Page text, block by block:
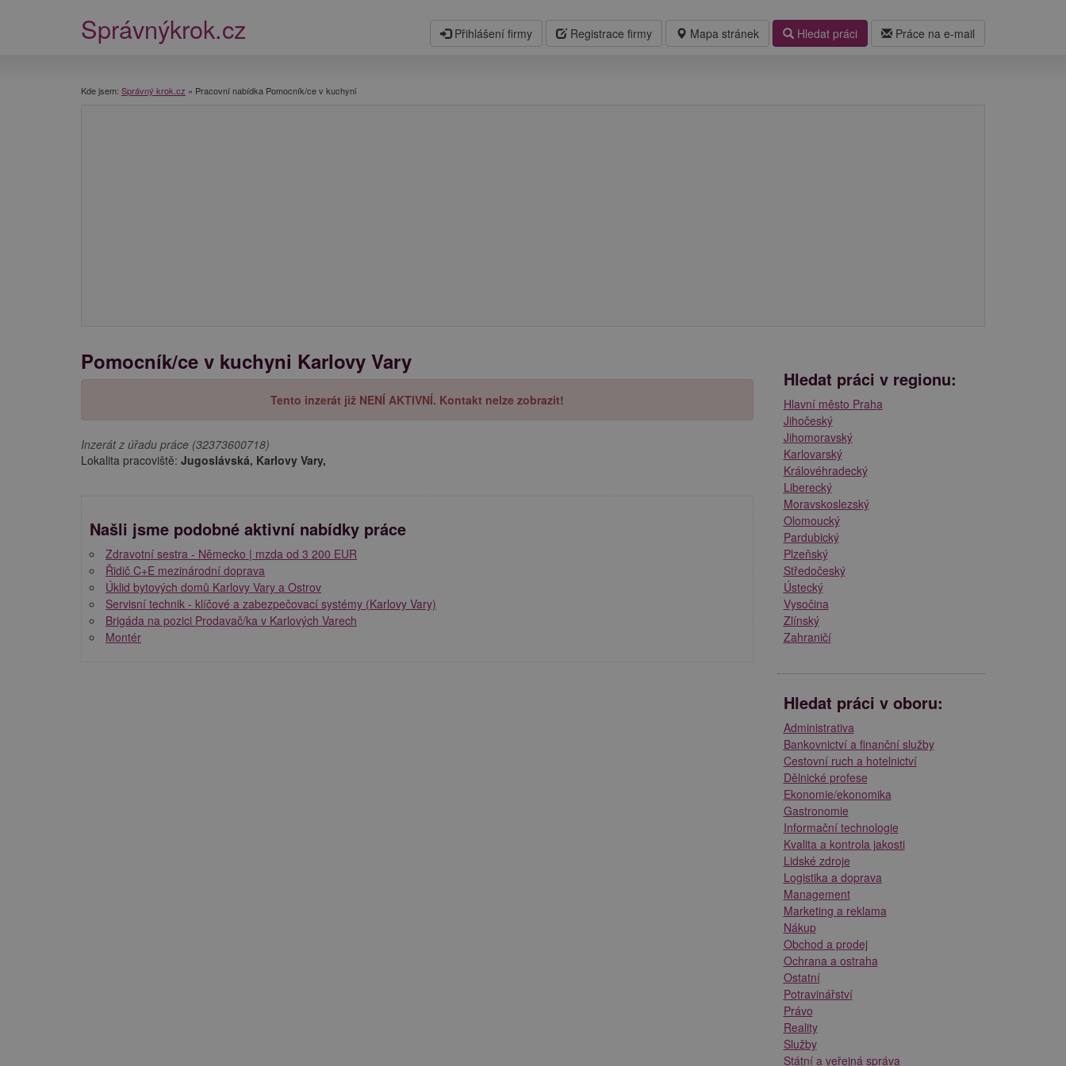
Mapa stránek Hledat práci Práce na e-mail
Správnýkrok.cz Přihlášení firmy Registrace firmy
Kde jsem: Správný krok.cz » Pracovní nabídka Pomocník/ce v kuchyni
Pomocník/ce v kuchyni Karlovy Vary
Tento inzerát již NENÍ AKTIVNÍ. Kontakt nelze zobrazit!
Inzerát z úřadu práce (32373600718)
Lokalita pracoviště: Jugoslávská, Karlovy Vary,
Našli jsme podobné aktivní nabídky práce
Zdravotní sestra - Německo | mzda od 3 200 EUR
Řidič C+E mezinárodní doprava
Úklid bytových domů Karlovy Vary a Ostrov
Servisní technik - klíčové a zabezpečovací systémy (Karlovy Vary)
Brigáda na pozici Prodavač/ka v Karlových Varech
Montér
Hledat práci v regionu:
Hlavní město Praha
Jihočeský
Jihomoravský
Karlovarský
Královéhradecký
Liberecký
Moravskoslezský
Olomoucký
Pardubický
Plzeňský
Středočeský
Ústecký
Vysočina
Zlínský
Zahraničí
Hledat práci v oboru:
Administrativa
Bankovnictví a finanční služby
Cestovní ruch a hotelnictví
Dělnické profese
Ekonomie/ekonomika
Gastronomie
Informační technologie
Kvalita a kontrola jakosti
Lidské zdroje
Logistika a doprava
Management
Marketing a reklama
Nákup
Obchod a prodej
Ochrana a ostraha
Ostatní
Potravinářství
Právo
Reality
Služby
Státní a veřejná správa